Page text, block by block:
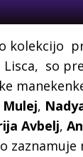
kolekcijo
Lisca, so
Mulej,
Avbelj,